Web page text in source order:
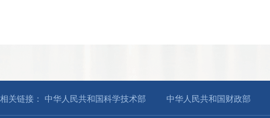
相关链接： 中华人民共和国科学技术部 中华人民共和国财政部